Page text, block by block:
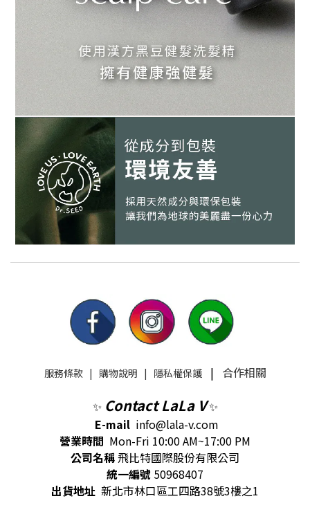
立即購買
服務條款| 購物說明 | 隱私權保護| 合作相關
✨ Contact LaLa V✨
E-mail info@lala-v.com
營業時間 Mon-Fri 10:00 AM~17:00 PM
公司名稱飛比特國際股份有限公司
統一編號 50968407
出貨地址 新北市林口區工四路38號3樓之1